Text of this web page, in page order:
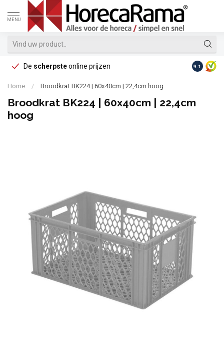
MENU
De scherpsteonline prijzen Op
9.1
Home / Broodkrat BK224 | 60x40cm | 22,4cm hoog
Broodkrat BK224 | 60x40cm | 22,4cm
hoog